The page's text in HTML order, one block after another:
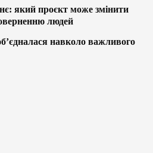
який проєкт може змінити
людей
навколо важливого